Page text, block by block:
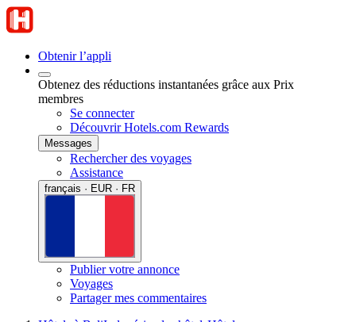
Obtenir l’appli
Obtenez des réductions instantanées grâce aux Prix
membres
Se connecter
Découvrir Hotels.com Rewards
Messages
Rechercher des voyages
Assistance
français · EUR · FR
Publier votre annonce
Voyages
Partager mes commentaires